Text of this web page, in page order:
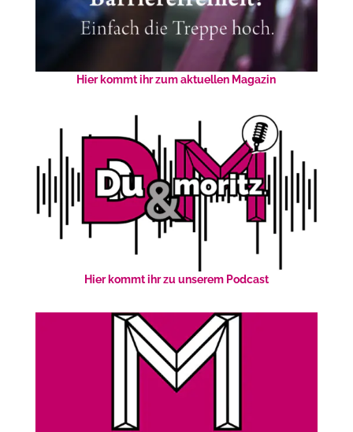
Hier kommt ihr zum aktuellen Magazin
Hier kommt ihr zu unserem Podcast